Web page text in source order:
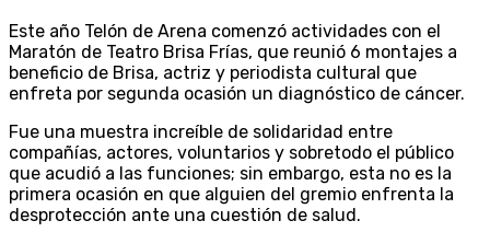
Este año Telón de Arena comenzó actividades con el
Maratón de Teatro Brisa Frías, que reunió 6 montajes a
beneficio de Brisa, actriz y periodista cultural que
enfreta por segunda ocasión un diagnóstico de cáncer.
Fue una muestra increíble de solidaridad entre
compañías, actores, voluntarios y sobretodo el público
que acudió a las funciones; sin embargo, esta no es la
primera ocasión en que alguien del gremio enfrenta la
desprotección ante una cuestión de salud.